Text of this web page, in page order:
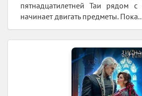
пятнадцатилетней Таи рядом
начинает двигать предметы.